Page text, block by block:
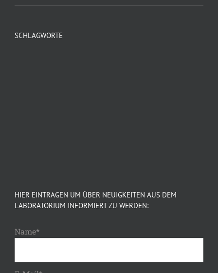
SCHLAGWORTE
HIER EINTRAGEN UM ÜBER NEUIGKEITEN AUS DEM
LABORATORIUM INFORMIERT ZU WERDEN:
Name*